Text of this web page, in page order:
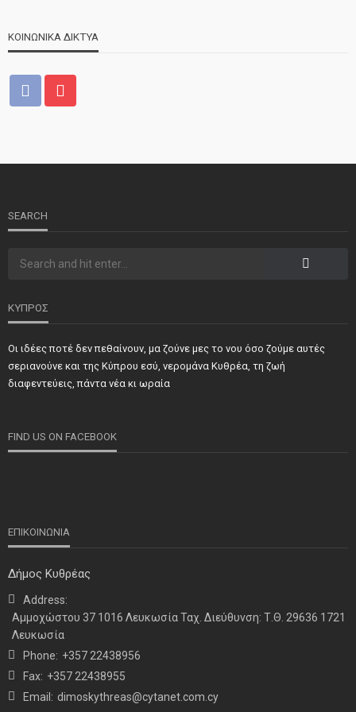
ΣΗΜΑΝΤΙΚΑ ΤΕΛΕΥΤΑΙΑ ΝΕΑ
Τιμήθηκαν και φέτος προσωπικότητες και φορείς των
ΝΕΑ ΤΕΛΕΥΤΑΙΑ ΝΕΑ
Η παρουσία μας στο 41ο Συνέδριο της ΠΣΕΚΑ στην
Ουάσινγκτον
ΚΟΙΝΩΝΙΚΑ ΔΙΚΤΥΑ
SEARCH
ΚΥΠΡΟΣ
Οι ιδέες ποτέ δεν πεθαίνουν, μα ζούνε μες το νου όσο ζούμε αυτές
σεριανούνε και της Κύπρου εσύ, νερομάνα Κυθρέα, τη ζωή
διαφεντεύεις, πάντα νέα κι ωραία
FIND US ON FACEBOOK
ΕΠΙΚΟΙΝΩΝΙΑ
Δήμος Κυθρέας
Address:
Αμμοχώστου 37 1016 Λευκωσία Ταχ. Διεύθυνση: Τ.Θ. 29636 1721
Λευκωσία
Phone: +357 22438956
Fax: +357 22438955
Email: dimoskythreas@cytanet.com.cy